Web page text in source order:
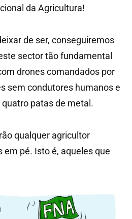
da Agricultura!
de ser, conseguiremos
sector tão fundamental
drones comandados por
sem condutores humanos e
patas de metal.
qualquer agricultor
em pé. Isto é, aqueles que